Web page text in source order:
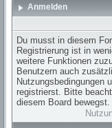
Anmelden
Du musst in diesem
Registrierung ist in
weitere Funktionen
Benutzern auch
Nutzungsbedingungen
registrierst. Bitte
diesem Board bewegst.